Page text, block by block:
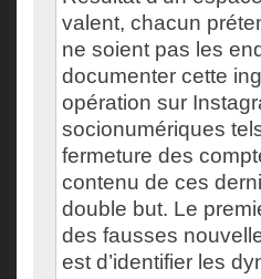
valent, chacun
ne soient pas les
documenter cette
opération sur
socionumériques
fermeture des
contenu de ces
double but. Le
des fausses
est d’identifier les